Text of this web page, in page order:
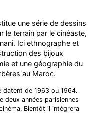
une série de dessins
le terrain par le cinéaste,
Ici ethnographe et
des bijoux
et une géographie du
au Maroc.
datent de 1963 ou 1964.
deux années parisiennes
Bientôt il intégrera